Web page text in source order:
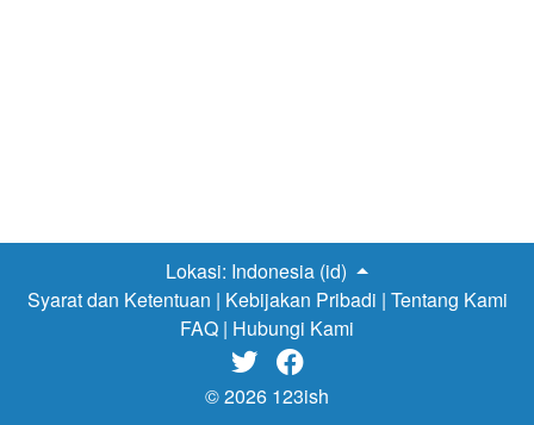
Lokasi: Indonesia (id)
Syarat dan Ketentuan | Kebijakan Pribadi | Tentang Kami
FAQ | Hubungi Kami
 
© 2026 123ish